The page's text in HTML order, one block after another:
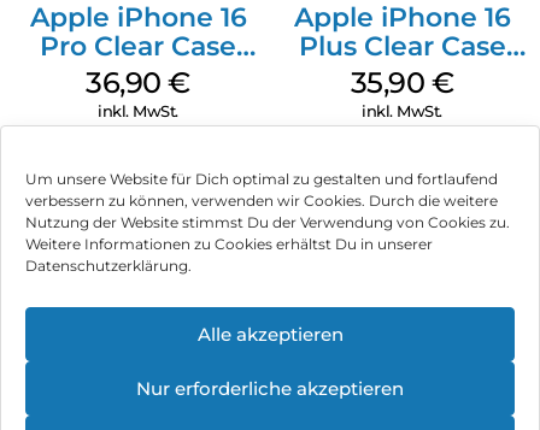
Um unsere Website für Dich optimal zu gestalten und fortlaufend
verbessern zu können, verwenden wir Cookies. Durch die weitere
Nutzung der Website stimmst Du der Verwendung von Cookies zu.
Weitere Informationen zu Cookies erhältst Du in unserer
Datenschutzerklärung.
Alle akzeptieren
Nur erforderliche akzeptieren
Apple iPhone 16
Pro Clear Case
MagSafe
Transparent
36,90€
inkl. MwSt.
Apple iPhone 16
Plus Clear Case
MagSafe
Transparent
35,90 €
inkl. MwSt.
Impressum
Hinweis zur Batterieentsorgung